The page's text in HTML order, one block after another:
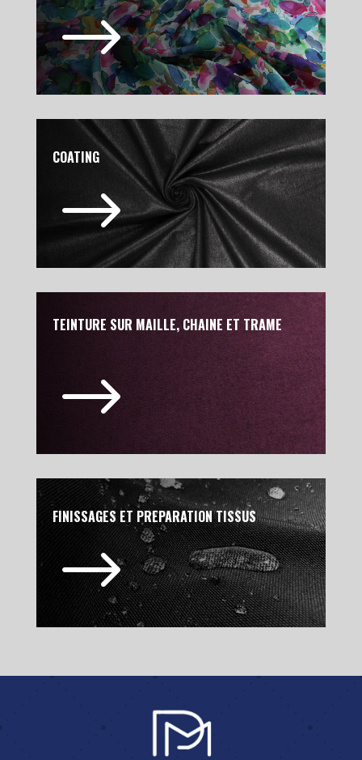
$
COATING
$
TEINTURE SUR MAILLE, CHAINE ET TRAME
$
FINISSAGES ET PREPARATION TISSUS
$